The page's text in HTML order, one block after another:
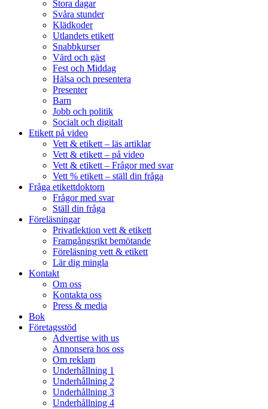
Stora dagar
Svåra stunder
Klädkoder
Utlandets etikett
Snabbkurser
Värd och gäst
Fest och Middag
Hälsa och presentera
Presenter
Barn
Jobb och politik
Socialt och digitalt
Etikett på video
Vett & etikett – läs artiklar
Vett & etikett – på video
Vett & etikett – Frågor med svar
Vett % etikett – ställ din fråga
Fråga etikettdoktorn
Frågor med svar
Ställ din fråga
Föreläsningar
Privatlektion vett & etikett
Framgångsrikt bemötande
Föreläsning vett & etikett
Lär dig mingla
Kontakt
Om oss
Kontakta oss
Press & media
Bok
Företagsstöd
Advertise with us
Annonsera hos oss
Om reklam
Underhållning 1
Underhållning 2
Underhållning 3
Underhållning 4